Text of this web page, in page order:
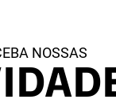
NOSSAS